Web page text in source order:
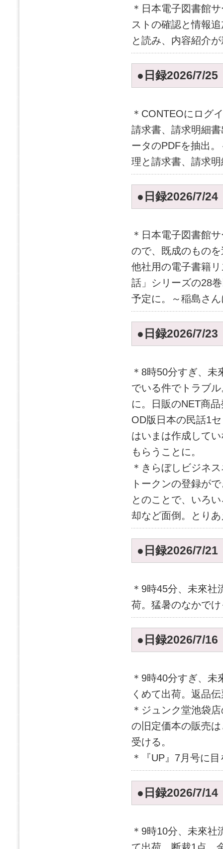
＊日本電子図書館
ストの確認と情報
と読み、内容紹介
●日録2026/7/25
＊CONTEOにログ
請求書、請求明細
ータのPDFを抽出
理と請求書、請求
●日録2026/7/24
＊日本電子図書館
ので、既成のもの
他社用の電子書籍
話」シリーズの28
予定に。～稲島さ
●日録2026/7/23
＊8時50分すぎ、
でいる件でトラブ
に。日販のNET商
OD版日本の民話1
はいまは作成して
もらうことに。
＊きらぼしビジネ
トークンの登録が
とのことで、いろ
却など面倒。とり
●日録2026/7/21
＊9時45分、未來
荷。猛暑のなかで
●日録2026/7/16
＊9時40分すぎ、
くめて出荷。返品
＊ジュンク堂池袋
の旧定価本の販売
受ける。
＊『UP』7月号に
●日録2026/7/14
＊9時10分、未來